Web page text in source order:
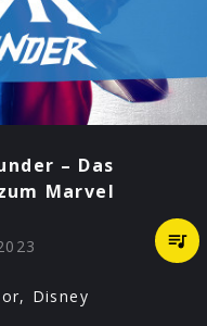
– Das
Marvel
Disney